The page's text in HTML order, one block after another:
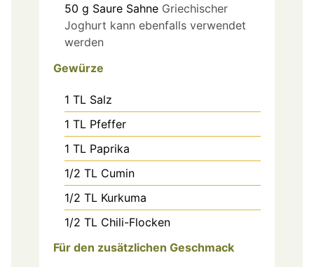
50 g Saure Sahne Griechischer
Joghurt kann ebenfalls verwendet
werden
Gewürze
1 TL Salz
1 TL Pfeffer
1 TL Paprika
1/2 TL Cumin
1/2 TL Kurkuma
1/2 TL Chili-Flocken
Für den zusätzlichen Geschmack